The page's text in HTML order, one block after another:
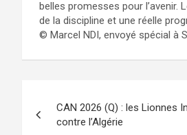
belles promesses pour l’avenir.
de la discipline et une réelle
© Marcel NDI, envoyé spécial à
de
CAN 2026 (Q) : les Lionnes
contre l’Algérie